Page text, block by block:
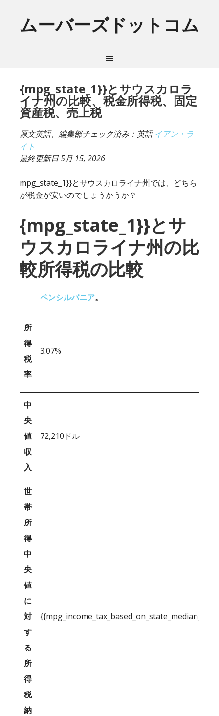
ムーバーズドットコム
{mpg_state_1}}とサウスカロラ
イナ州の比較、税金所得税、固定
資産税、売上税
原文英語、編集部チェック済み：英語イアン・ラ
イト
最終更新日5月 15, 2026
mpg_state_1}}とサウスカロライナ州では、どちら
が税金が安いのでしょうかうか？
{mpg_state_1}}とサ
ウスカロライナ州の比
較所得税の比較
ペンシルバニア。
所
得
税
率
3.07%
中
央
値
収
入
72,210ドル
世
帯
所
得
中
央
値
に
対
す
る
所
得
税
納